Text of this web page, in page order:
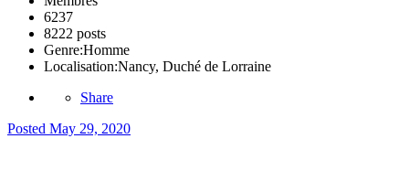
6237
8222 posts
Genre:Homme
Localisation:Nancy, Duché de Lorraine
Share
Posted May 29, 2020